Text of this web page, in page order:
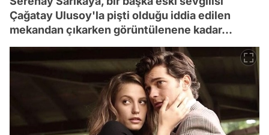
Çağatay Ulusoy'la pişti olduğu iddia edilen
mekandan çıkarken görüntülenene kadar...